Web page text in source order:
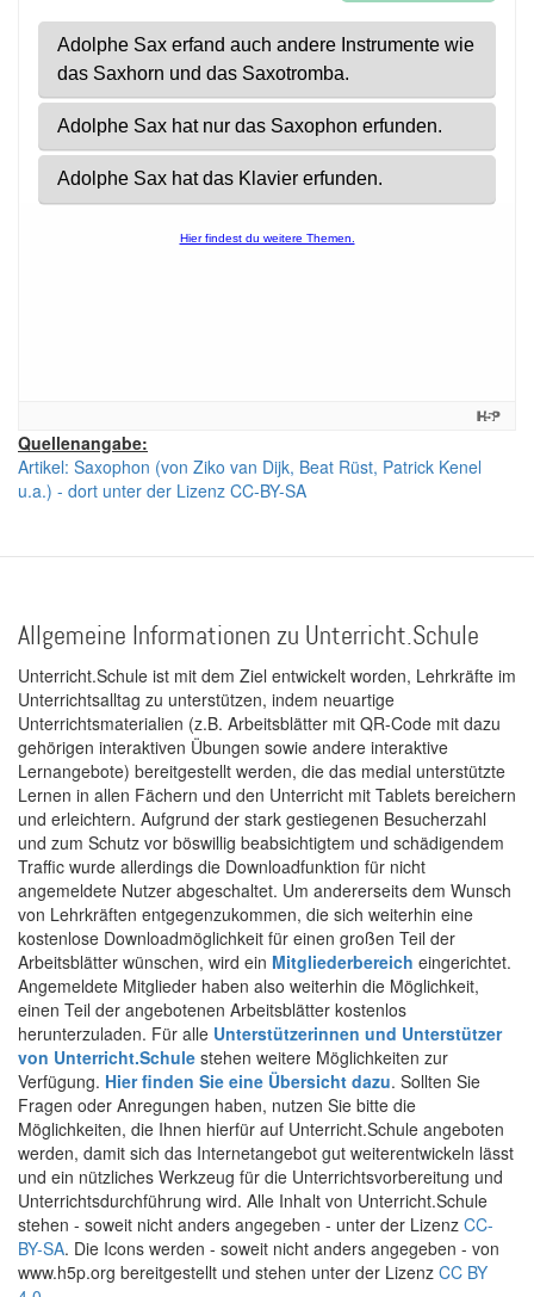
Quellenangabe:
Artikel: Saxophon (von Ziko van Dijk, Beat Rüst, Patrick Kenel
u.a.) - dort unter der Lizenz CC-BY-SA
Allgemeine Informationen zu Unterricht.Schule
Unterricht.Schule ist mit dem Ziel entwickelt worden, Lehrkräfte im
Unterrichtsalltag zu unterstützen, indem neuartige
Unterrichtsmaterialien (z.B. Arbeitsblätter mit QR-Code mit dazu
gehörigen interaktiven Übungen sowie andere interaktive
Lernangebote) bereitgestellt werden, die das medial unterstützte
Lernen in allen Fächern und den Unterricht mit Tablets bereichern
und erleichtern. Aufgrund der stark gestiegenen Besucherzahl
und zum Schutz vor böswillig beabsichtigtem und schädigendem
Traffic wurde allerdings die Downloadfunktion für nicht
angemeldete Nutzer abgeschaltet. Um andererseits dem Wunsch
von Lehrkräften entgegenzukommen, die sich weiterhin eine
kostenlose Downloadmöglichkeit für einen großen Teil der
Arbeitsblätter wünschen, wird ein Mitgliederbereich eingerichtet.
Angemeldete Mitglieder haben also weiterhin die Möglichkeit,
einen Teil der angebotenen Arbeitsblätter kostenlos
herunterzuladen. Für alle Unterstützerinnen und Unterstützer
von Unterricht.Schule stehen weitere Möglichkeiten zur
Verfügung. Hier finden Sie eine Übersicht dazu. Sollten Sie
Fragen oder Anregungen haben, nutzen Sie bitte die
Möglichkeiten, die Ihnen hierfür auf Unterricht.Schule angeboten
werden, damit sich das Internetangebot gut weiterentwickeln lässt
und ein nützliches Werkzeug für die Unterrichtsvorbereitung und
Unterrichtsdurchführung wird. Alle Inhalt von Unterricht.Schule
stehen - soweit nicht anders angegeben - unter der Lizenz CC-
BY-SA. Die Icons werden - soweit nicht anders angegeben - von
www.h5p.org bereitgestellt und stehen unter der Lizenz CC BY